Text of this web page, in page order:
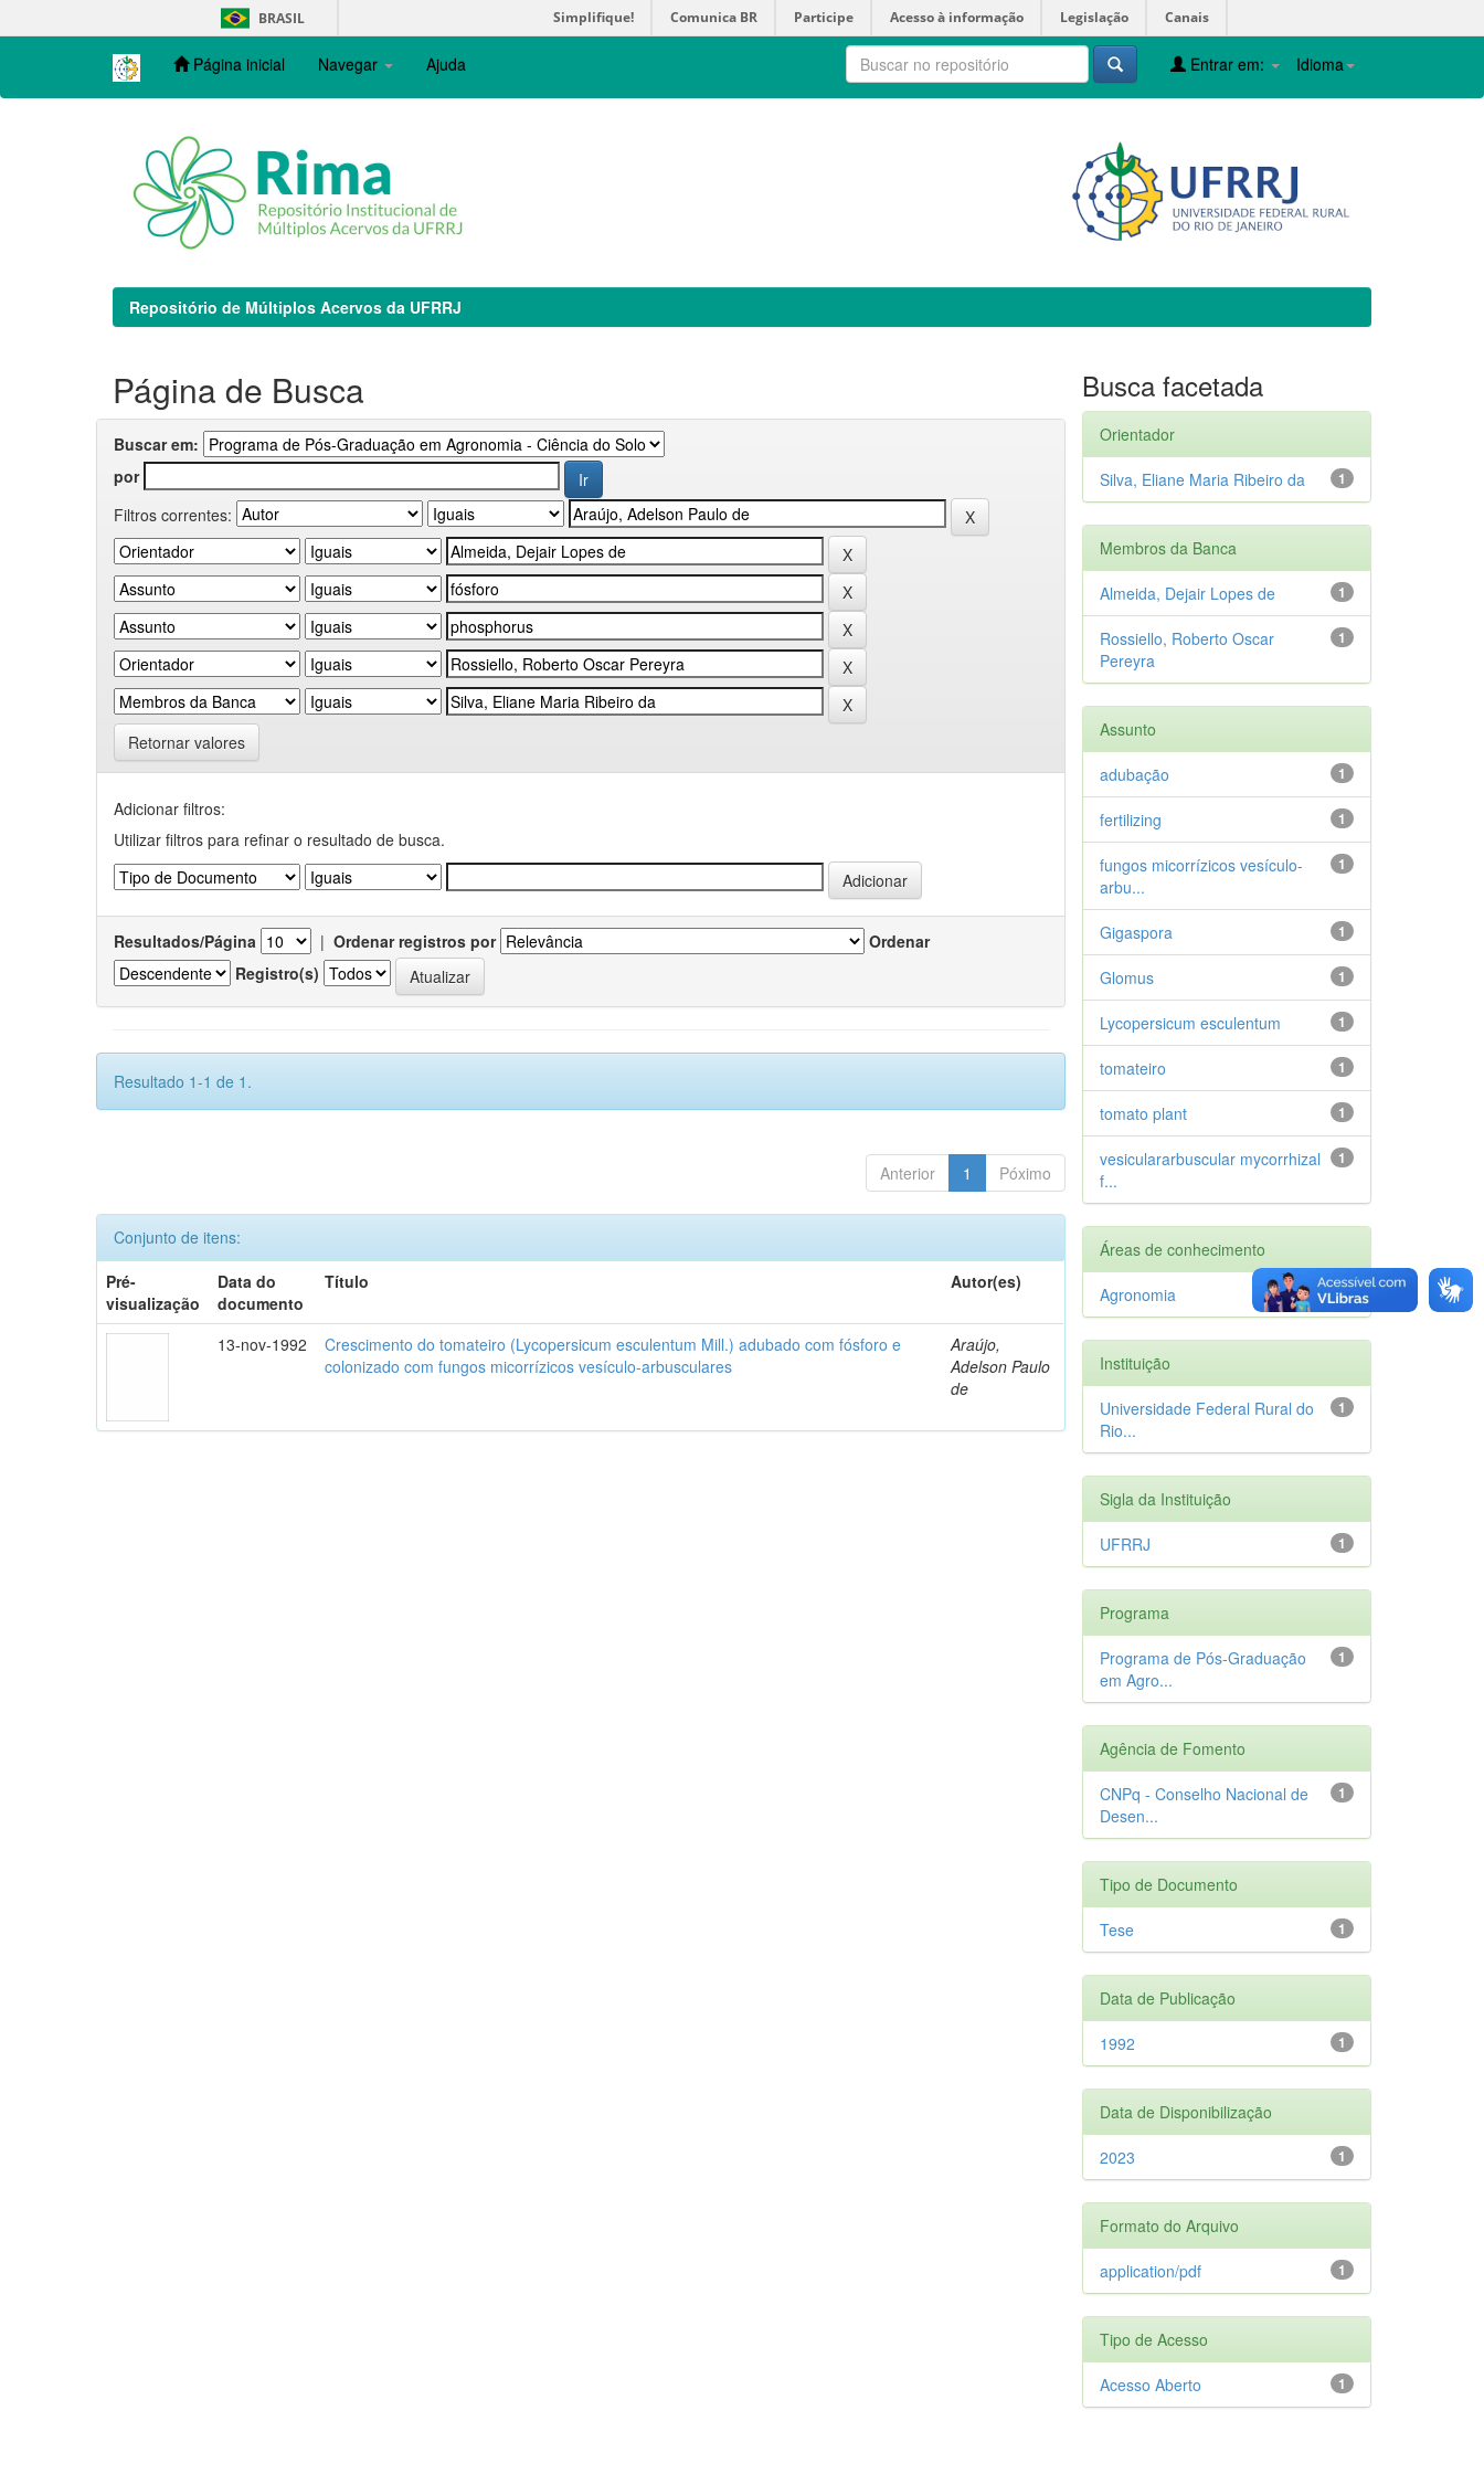
navigation
BRASIL Simplifique! Comunica BR Participe Acesso à informação Legislação Canais
Página inicial Navegar Ajuda Idioma
Entrar em:
Repositório de Múltiplos Acervos da UFRRJ
Página de Busca
Buscar em:
por
Filtros correntes:
Retornar valores
Adicionar filtros:
Utilizar filtros para refinar o resultado de busca.
Resultados/Página | Ordenar registros por
Ordenar
Registro(s)
Resultado 1-1 de 1.
Anterior 1 Póximo
Conjunto de itens:
Pré-
visualização
Data do
documento
Título Autor(es)
13-nov-1992
Crescimento do tomateiro (Lycopersicum esculentum Mill.) adubado com fósforo e
colonizado com fungos micorrízicos vesículo-arbusculares
Araújo,
Adelson Paulo
de
Busca facetada
Orientador
1
Silva, Eliane Maria Ribeiro da
Membros da Banca
1
Almeida, Dejair Lopes de
1
Rossiello, Roberto Oscar
Pereyra
Assunto
1
adubação
1
fertilizing
1
fungos micorrízicos vesículo-
arbu...
1
Gigaspora
1
Glomus
1
Lycopersicum esculentum
1
tomateiro
1
tomato plant
1
vesiculararbuscular mycorrhizal
f...
Áreas de conhecimento
1
Agronomia
Instituição
1
Universidade Federal Rural do
Rio...
Sigla da Instituição
1
UFRRJ
Programa
1
Programa de Pós-Graduação
em Agro...
Agência de Fomento
1
CNPq - Conselho Nacional de
Desen...
Tipo de Documento
1
Tese
Data de Publicação
1
1992
Data de Disponibilização
1
2023
Formato do Arquivo
1
application/pdf
Tipo de Acesso
1
Acesso Aberto